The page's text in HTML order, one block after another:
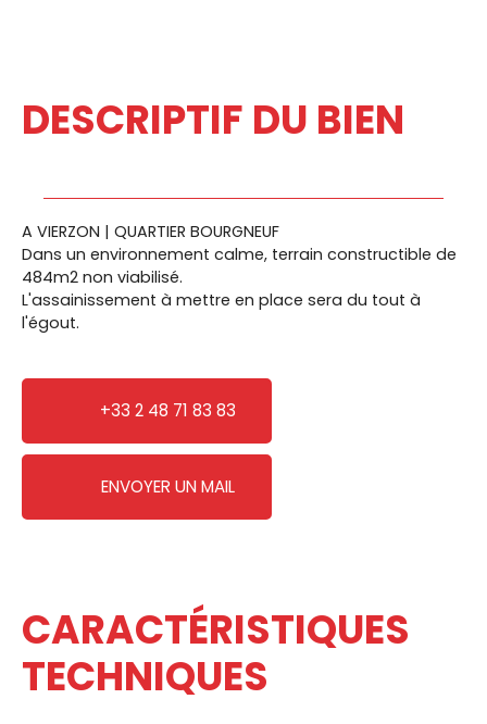
DESCRIPTIF DU BIEN
A VIERZON | QUARTIER BOURGNEUF
Dans un environnement calme, terrain constructible de
484m2 non viabilisé.
L'assainissement à mettre en place sera du tout à
l'égout.
+33 2 48 71 83 83
ENVOYER UN MAIL
CARACTÉRISTIQUES
TECHNIQUES